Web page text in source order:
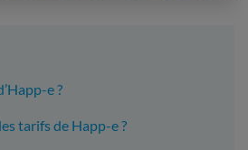
e ?
tarifs de Happ-e ?